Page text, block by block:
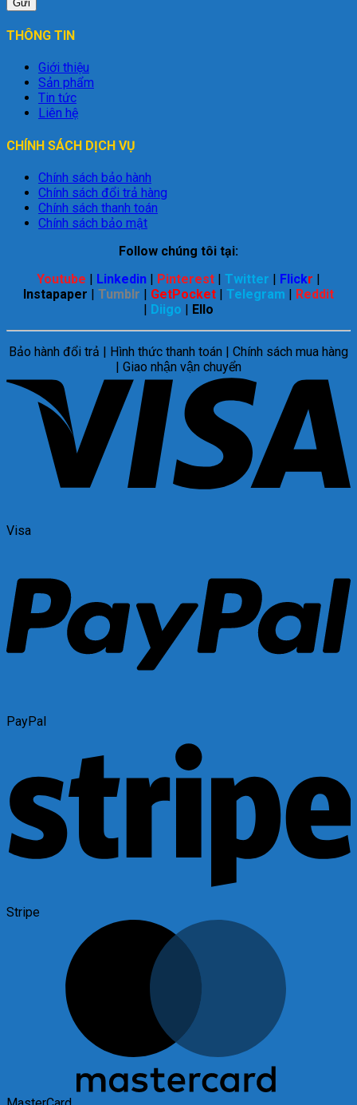
THÔNG TIN
Giới thiệu
Sản phẩm
Tin tức
Liên hệ
CHÍNH SÁCH DỊCH VỤ
Chính sách bảo hành
Chính sách đổi trả hàng
Chính sách thanh toán
Chính sách bảo mật
Follow chúng tôi tại:
Youtube | Linkedin | Pinterest | Twitter | Flickr |
Instapaper | Tumblr | GetPocket | Telegram | Reddit
| Diigo | Ello
Bảo hành đổi trả | Hình thức thanh toán | Chính sách mua hàng
| Giao nhận vận chuyển
Visa
PayPal
Stripe